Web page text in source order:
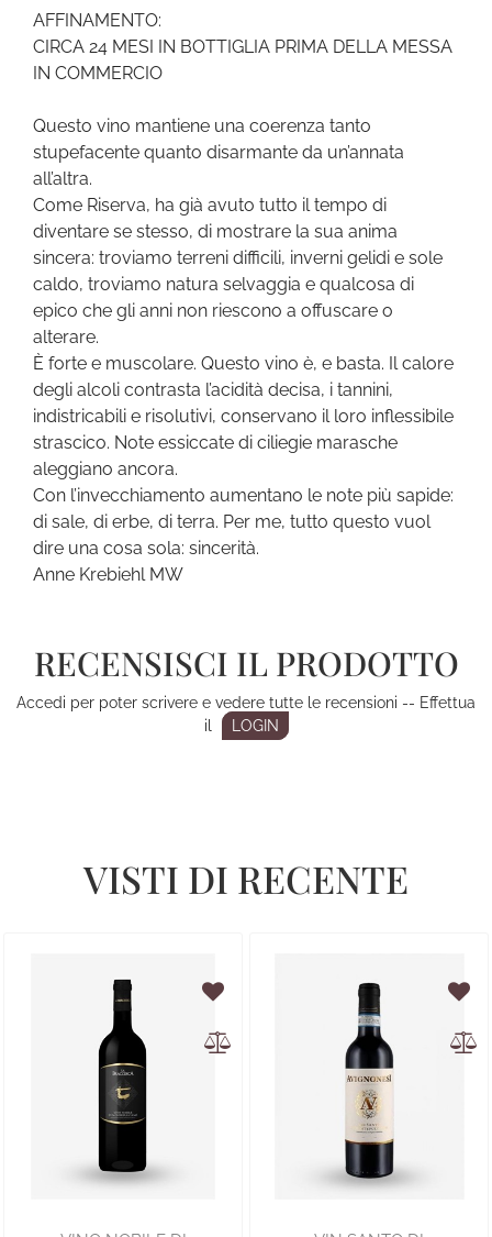
AFFINAMENTO:
CIRCA 24 MESI IN BOTTIGLIA PRIMA DELLA MESSA
IN COMMERCIO
Questo vino mantiene una coerenza tanto
stupefacente quanto disarmante da un’annata
all’altra.
Come Riserva, ha già avuto tutto il tempo di
diventare se stesso, di mostrare la sua anima
sincera: troviamo terreni difficili, inverni gelidi e sole
caldo, troviamo natura selvaggia e qualcosa di
epico che gli anni non riescono a offuscare o
alterare.
È forte e muscolare. Questo vino è, e basta. Il calore
degli alcoli contrasta l’acidità decisa, i tannini,
indistricabili e risolutivi, conservano il loro inflessibile
strascico. Note essiccate di ciliegie marasche
aleggiano ancora.
Con l’invecchiamento aumentano le note più sapide:
di sale, di erbe, di terra. Per me, tutto questo vuol
dire una cosa sola: sincerità.
Anne Krebiehl MW
RECENSISCI IL PRODOTTO
Accedi per poter scrivere e vedere tutte le recensioni -- Effettua
il
LOGIN
VISTI DI RECENTE